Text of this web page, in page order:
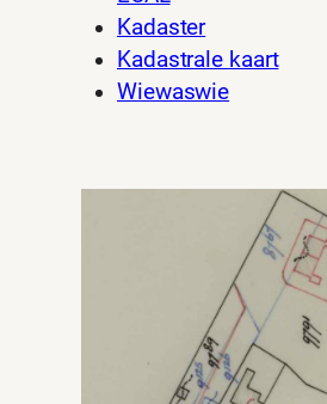
Kadaster
Kadastrale kaart
Wiewaswie